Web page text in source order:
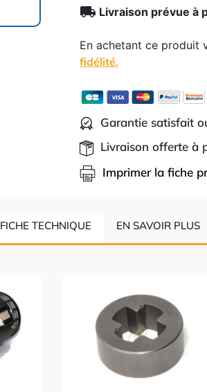
local_shipping Livraison prévue à
En achetant ce produit
fidélité.
Garantie satisfait
Livraison offerte à
Imprimer la fiche
FICHE TECHNIQUE EN SAVOIR PLUS